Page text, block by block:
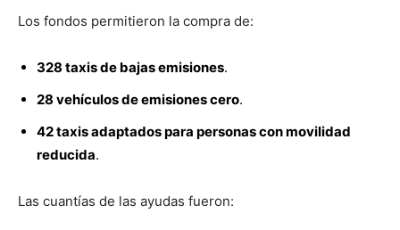
Los fondos permitieron la compra de:
328 taxis de bajas emisiones.
28 vehículos de emisiones cero.
42 taxis adaptados para personas con movilidad
reducida.
Las cuantías de las ayudas fueron: